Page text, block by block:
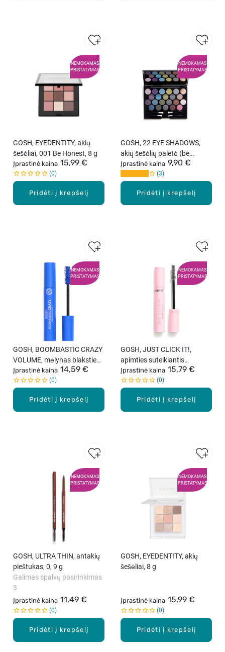
NEMOKAMAS
PRISTATYMAS
Pridėti į krepšelį
GOSH, EYEDENTITY, akių
šešėliai, 001 Be Honest, 8 g
Įprastinė kaina 15,99 €
0
NEMOKAMAS
PRISTATYMAS
Pridėti į krepšelį
GOSH, 22 EYE SHADOWS,
akių šešėlių paletė (be
aplikatorių), 22 g
Įprastinė kaina 9,90 €
3
NEMOKAMAS
PRISTATYMAS
Pridėti į krepšelį
GOSH, BOOMBASTIC CRAZY
VOLUME, mėlynas blakstienų
tušas, 13 ml
Įprastinė kaina 14,59 €
0
NEMOKAMAS
PRISTATYMAS
Pridėti į krepšelį
GOSH, JUST CLICK IT!,
apimties suteikiantis
blakstienų tušas, juodas, 10
ml
Įprastinė kaina 15,79 €
0
NEMOKAMAS
PRISTATYMAS
Pridėti į krepšelį
GOSH, ULTRA THIN, antakių
pieštukas, 0, 9 g
Įprastinė kaina 11,49 €
Galimas spalvų pasirinkimas
3
0
NEMOKAMAS
PRISTATYMAS
Pridėti į krepšelį
GOSH, EYEDENTITY, akių
šešėliai, 8 g
Įprastinė kaina 15,99 €
0